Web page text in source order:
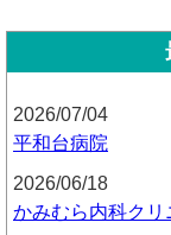
2026/07/04
平和台病院
2026/06/18
かみむら内科クリ